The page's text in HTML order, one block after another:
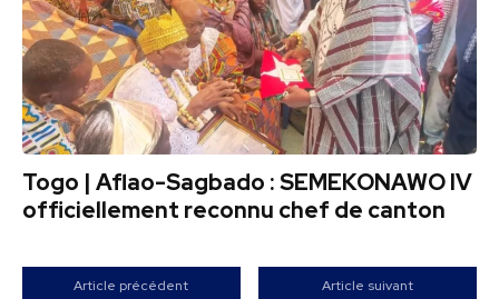
Togo | Aflao-Sagbado : SEMEKONAWO IV
officiellement reconnu chef de canton
Article précédent Article suivant